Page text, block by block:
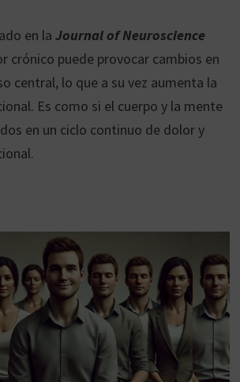
en la Journal of Neuroscience
crónico puede provocar cambios en
central, lo que a su vez aumenta la
Es como si el cuerpo y la mente
en un ciclo continuo de dolor y